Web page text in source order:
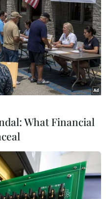
Phó Chủ tịch Viện Văn
định: “Chúng ta
thoại chính trị tối ưu,
hiệu quả, do đó, cần
Việt Nam và Mercosur
hệ giữa Mercosur
Diễn đàn hợp tác
ông Ramoneda đánh
về việc thiết lập hệ
kêu gọi thúc đẩy hoạt
dịch COVID-19.
và Việt Nam,
What Financial